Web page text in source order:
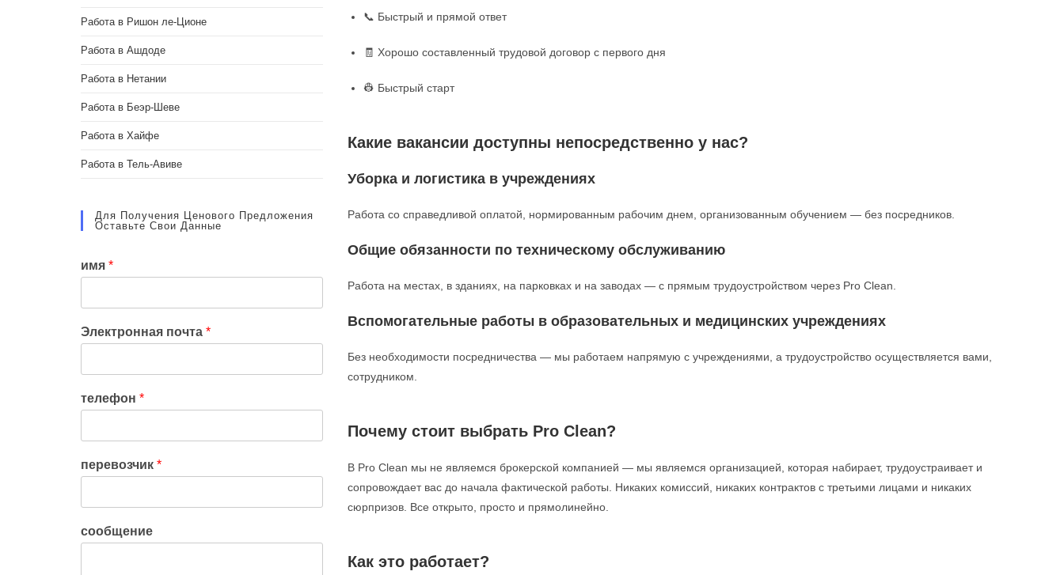
📞 Быстрый и прямой ответ
🧾 Хорошо составленный трудовой договор с первого дня
👷 Быстрый старт
Какие вакансии доступны непосредственно у нас?
Уборка и логистика в учреждениях
Работа со справедливой оплатой, нормированным рабочим днем, организованным обучением — без посредников.
Общие обязанности по техническому обслуживанию
Работа на местах, в зданиях, на парковках и на заводах — с прямым трудоустройством через Pro Clean.
Вспомогательные работы в образовательных и медицинских учреждениях
Без необходимости посредничества — мы работаем напрямую с учреждениями, а трудоустройство осуществляется вами,
сотрудником.
Почему стоит выбрать Pro Clean?
В Pro Clean мы не являемся брокерской компанией — мы являемся организацией, которая набирает, трудоустраивает и
сопровождает вас до начала фактической работы. Никаких комиссий, никаких контрактов с третьими лицами и никаких
сюрпризов. Все открыто, просто и прямолинейно.
Как это работает?
Работа в Ришон ле-Ционе
Работа в Ашдоде
Работа в Нетании
Работа в Беэр-Шеве
Работа в Хайфе
Работа в Тель-Авиве
Для Получения Ценового Предложения
Оставьте Свои Данные
имя *
Электронная почта *
телефон *
перевозчик *
сообщение